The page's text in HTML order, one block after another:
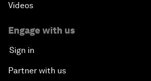
Videos
Engage with us
Sign in
Partner with us